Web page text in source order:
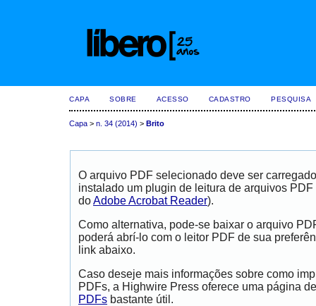
CAPA SOBRE ACESSO CADASTRO PESQUISA
Capa > n. 34 (2014) > Brito
O arquivo PDF selecionado deve ser
instalado um plugin de leitura de arquivos
doAdobe Acrobat Reader).
Como alternativa, pode-se baixar o arquivo
poderá abrí-lo com o leitor PDF de sua
link abaixo.
Caso deseje mais informações sobre como
PDFs, a Highwire Press oferece uma página
PDFs bastante útil.